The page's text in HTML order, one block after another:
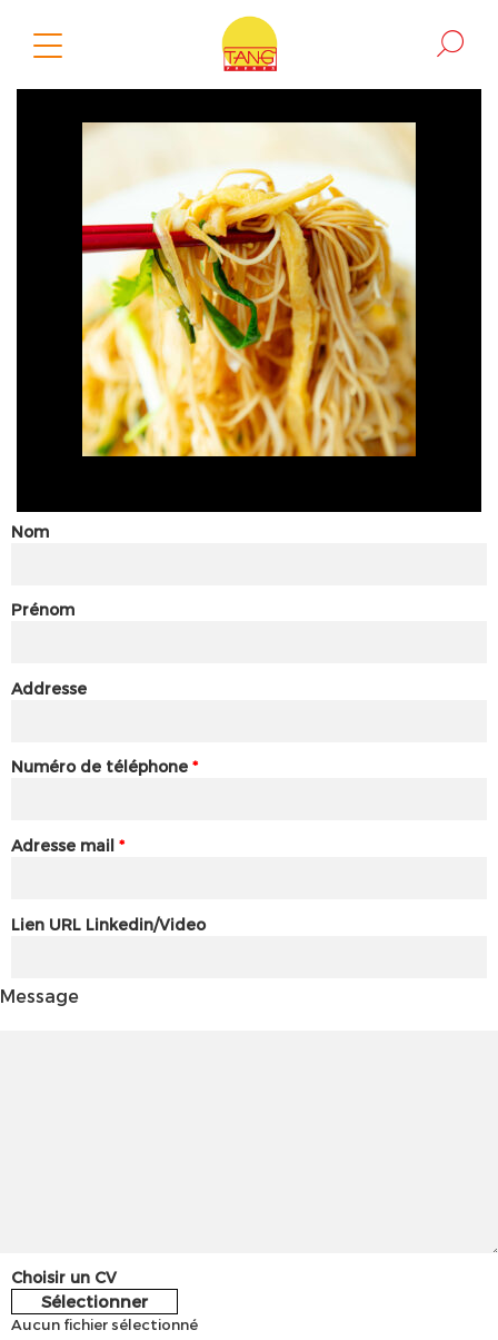
Nom
Prénom
Addresse
Numéro de téléphone *
Adresse mail *
Lien URL Linkedin/Video
Message
Choisir un CV
Sélectionner
Aucun fichier sélectionné